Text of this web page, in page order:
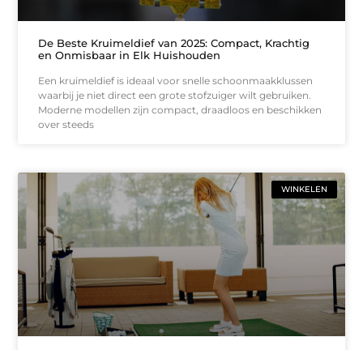
De Beste Kruimeldief van 2025: Compact, Krachtig
en Onmisbaar in Elk Huishouden
Een kruimeldief is ideaal voor snelle schoonmaakklussen
waarbij je niet direct een grote stofzuiger wilt gebruiken.
Moderne modellen zijn compact, draadloos en beschikken
over steeds
WINKELEN